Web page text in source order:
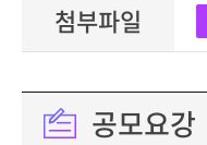
첨부파일
공모요강